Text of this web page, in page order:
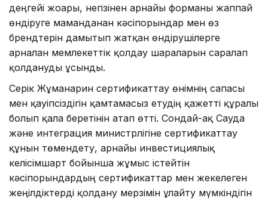
деңгейі жоғары, негізінен арнайы форманы жаппай
өндіруге маманданған кәсіпорындар мен өз
брендтерін дамытып жатқан өндірушілерге
арналған мемлекеттік қолдау шараларын саралап
қолдануды ұсынды.
Серік Жұманғарин сертификаттау өнімнің сапасы
мен қауіпсіздігін қамтамасыз етудің қажетті құралы
болып қала беретінін атап өтті. Сондай-ақ Сауда
және интеграция министрлігіне сертификаттау
құнын төмендету, арнайы инвестициялық
келісімшарт бойынша жұмыс істейтін
кәсіпорындардың сертификаттар мен жекелеген
жеңілдіктерді қолдану мерзімін ұлғайту мүмкіндігін